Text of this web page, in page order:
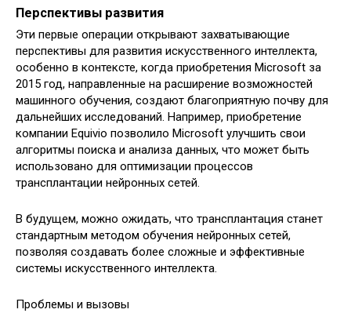
Перспективы развития
Эти первые операции открывают захватывающие
перспективы для развития искусственного интеллекта,
особенно в контексте, когда приобретения Microsoft за
2015 год, направленные на расширение возможностей
машинного обучения, создают благоприятную почву для
дальнейших исследований. Например, приобретение
компании Equivio позволило Microsoft улучшить свои
алгоритмы поиска и анализа данных, что может быть
использовано для оптимизации процессов
трансплантации нейронных сетей.
В будущем, можно ожидать, что трансплантация станет
стандартным методом обучения нейронных сетей,
позволяя создавать более сложные и эффективные
системы искусственного интеллекта.
Проблемы и вызовы